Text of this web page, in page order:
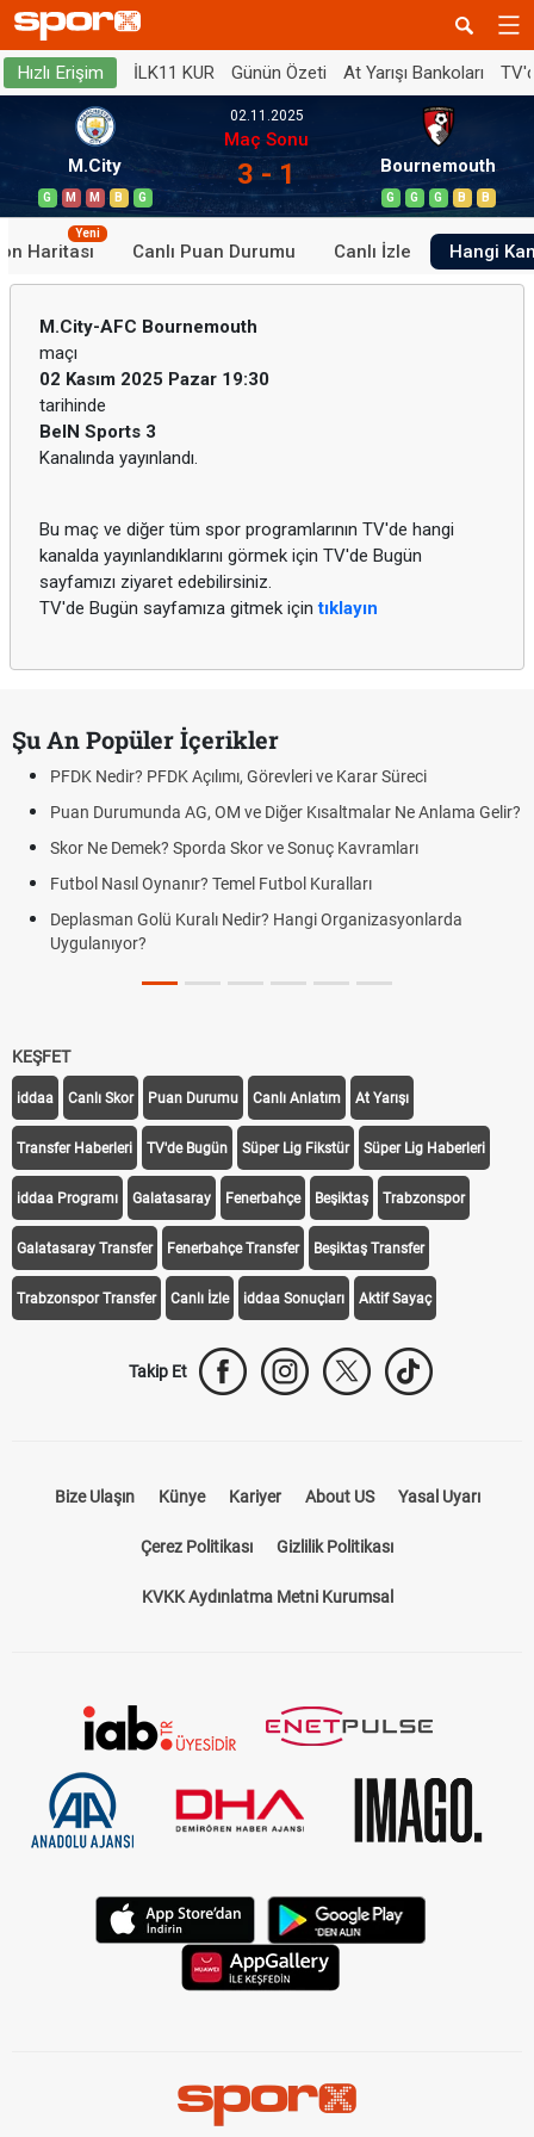
Hızlı Erişim İLK11 KUR Günün Özeti At Yarışı Bankoları
M.City
G M M B G
02.11.2025
Maç Sonu
3 - 1 Bournemouth
G G G B B
Haritası
Yeni
Canlı Puan Durumu Canlı İzle Hangi
M.City-AFC Bournemouth
maçı
02 Kasım 2025 Pazar 19:30
tarihinde
BeIN Sports 3
Kanalında yayınlandı.
Bu maç ve diğer tüm spor programlarının TV'de hangi
kanalda yayınlandıklarını görmek için TV'de Bugün
sayfamızı ziyaret edebilirsiniz.
TV'de Bugün sayfamıza gitmek içintıklayın
Şu An Popüler İçerikler
PFDK Nedir? PFDK Açılımı, Görevleri ve Karar Süreci
Puan Durumunda AG, OM ve Diğer Kısaltmalar Ne Anlama Gelir?
Skor Ne Demek? Sporda Skor ve Sonuç Kavramları
Futbol Nasıl Oynanır? Temel Futbol Kuralları
Deplasman Golü Kuralı Nedir? Hangi Organizasyonlarda
Uygulanıyor?
KEŞFET
iddaa Canlı Skor Puan Durumu Canlı Anlatım At Yarışı
Transfer Haberleri TV'de Bugün Süper Lig Fikstür Süper Lig Haberleri
iddaa Programı Galatasaray Fenerbahçe Beşiktaş Trabzonspor
Galatasaray Transfer Fenerbahçe Transfer Beşiktaş Transfer
Trabzonspor Transfer Canlı İzle iddaa Sonuçları Aktif Sayaç
Takip Et
Bize Ulaşın Künye Kariyer About US Yasal Uyarı
Çerez Politikası Gizlilik Politikası
KVKK Aydınlatma Metni Kurumsal